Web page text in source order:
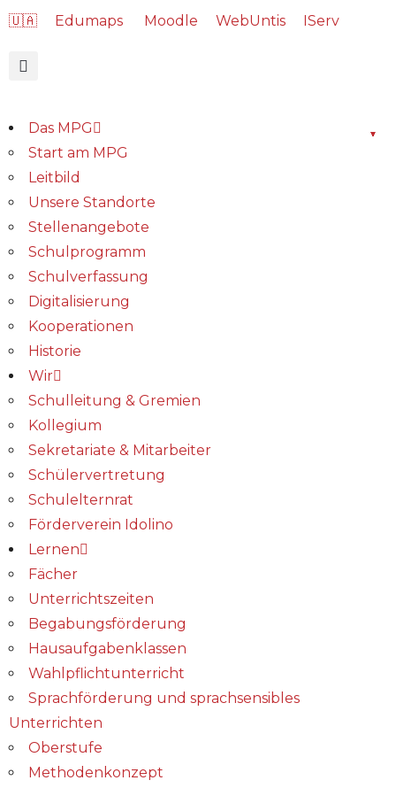
🇺🇦 Edumaps Moodle WebUntis IServ
Das MPG
Start am MPG
Leitbild
Unsere Standorte
Stellenangebote
Schulprogramm
Schulverfassung
Digitalisierung
Kooperationen
Historie
Wir
Schulleitung & Gremien
Kollegium
Sekretariate & Mitarbeiter
Schülervertretung
Schulelternrat
Förderverein Idolino
Lernen
Fächer
Unterrichtszeiten
Begabungs­förderung
Hausaufgabenklassen
Wahlpflichtunterricht
Sprachförderung und sprachsensibles
Unterrichten
Oberstufe
Methodenkonzept